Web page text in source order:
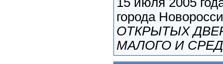
города
ОТКРЫТЫХ
МАЛОГО И